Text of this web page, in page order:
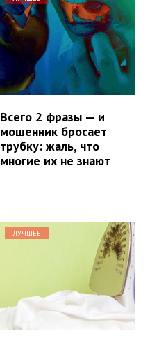
Всего 2 фразы — и
мошенник бросает
трубку: жаль, что
многие их не знают
ЛУЧШЕЕ